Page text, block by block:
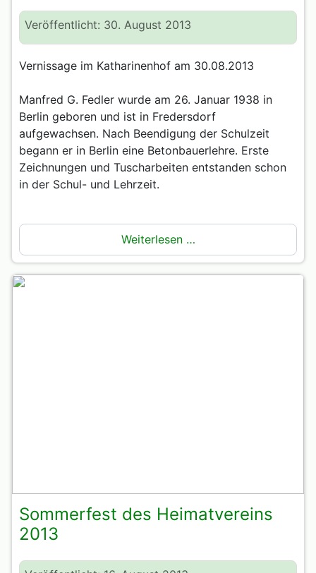
Veröffentlicht: 30. August 2013
Vernissage im Katharinenhof am 30.08.2013
Manfred G. Fedler wurde am 26. Januar 1938 in
Berlin geboren und ist in Fredersdorf
aufgewachsen. Nach Beendigung der Schulzeit
begann er in Berlin eine Betonbauerlehre. Erste
Zeichnungen und Tuscharbeiten entstanden schon
in der Schul- und Lehrzeit.
Weiterlesen …
Sommerfest des Heimatvereins
2013